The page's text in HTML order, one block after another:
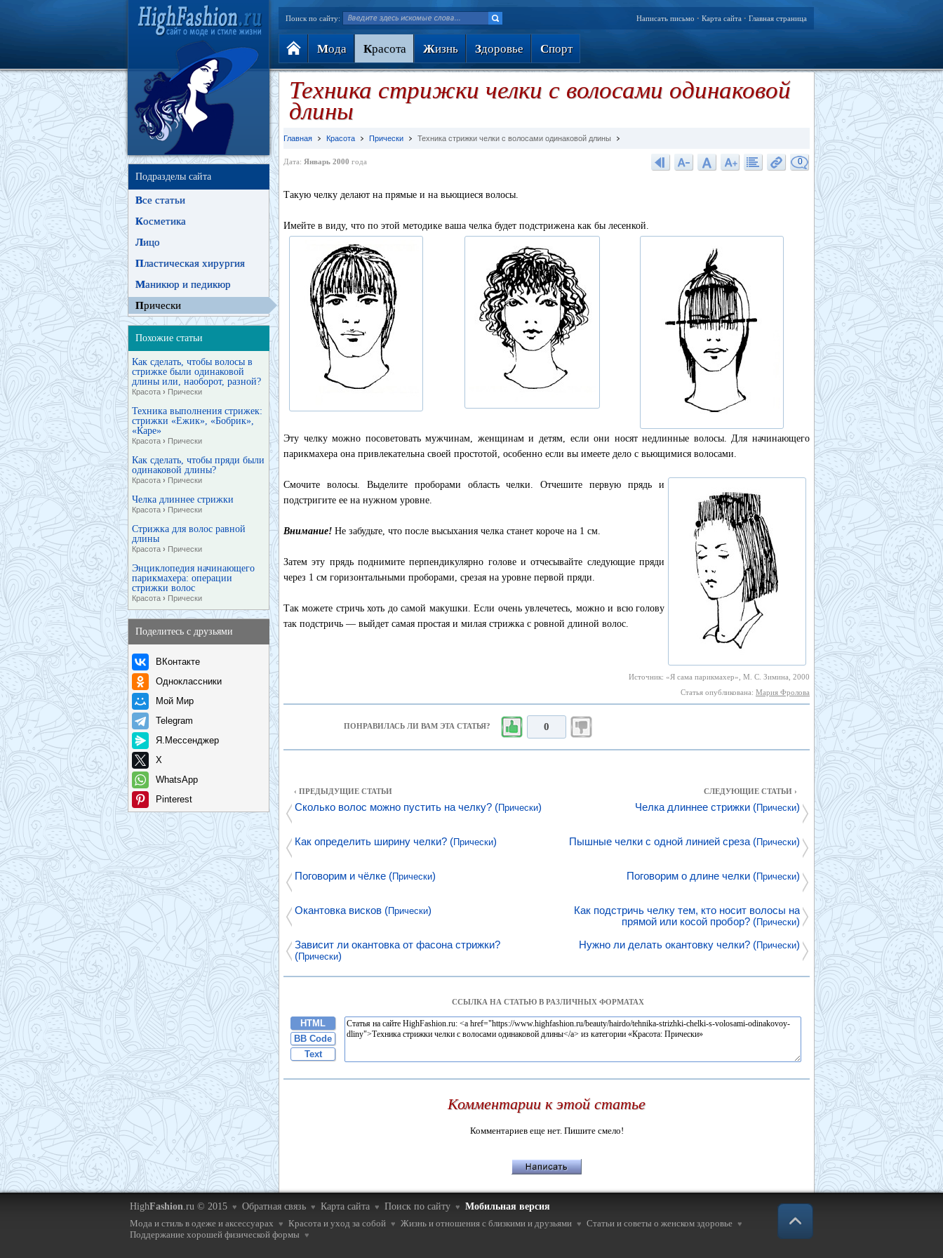
Поиск по сайту: Написать письмо • Карта сайта • Главная страница
Мода Красота Жизнь Здоровье Спорт
Подразделы сайта
Все статьи
Косметика
Лицо
Пластическая хирургия
Маникюр и педикюр
Прически
Похожие статьи
Как сделать, чтобы волосы в
стрижке были одинаковой
длины или, наоборот, разной?
Красота › Прически
Техника выполнения стрижек:
стрижки «Ежик», «Бобрик»,
«Каре»
Красота › Прически
Как сделать, чтобы пряди были
одинаковой длины?
Красота › Прически
Челка длиннее стрижки
Красота › Прически
Стрижка для волос равной
длины
Красота › Прически
Энциклопедия начинающего
парикмахера: операции
стрижки волос
Красота › Прически
Поделитесь с друзьями
ВКонтакте
Одноклассники
Мой Мир
Telegram
Я.Мессенджер
X
WhatsApp
Pinterest
Техника стрижки челки с волосами одинаковой
длины
Главная Красота Прически Техника стрижки челки с волосами одинаковой длины
Дата: Январь 2000 года 0
Такую челку делают на прямые и на вьющиеся волосы.
Имейте в виду, что по этой методике ваша челка будет подстрижена как бы лесенкой.
Эту челку можно посоветовать мужчинам, женщинам и детям, если они носят недлинные волосы. Для начинающего
парикмахера она привлекательна своей простотой, особенно если вы имеете дело с вьющимися волосами.
Смочите волосы. Выделите проборами область челки. Отчешите первую прядь и
подстригите ее на нужном уровне.
Внимание! Не забудьте, что после высыхания челка станет короче на 1 см.
Затем эту прядь поднимите перпендикулярно голове и отчесывайте следующие пряди
через 1 см горизонтальными проборами, срезая на уровне первой пряди.
Так можете стричь хоть до самой макушки. Если очень увлечетесь, можно и всю голову
так подстричь — выйдет самая простая и милая стрижка с ровной длиной волос.
Источник: «Я сама парикмахер», М. С. Зимина, 2000
Статья опубликована: Мария Фролова
ПОНРАВИЛАСЬ ЛИ ВАМ ЭТА СТАТЬЯ? 0
‹ ПРЕДЫДУЩИЕ СТАТЬИ
Сколько волос можно пустить на челку? ( Прически)
Как определить ширину челки? ( Прически)
Поговорим и чёлке ( Прически)
Окантовка висков ( Прически)
Зависит ли окантовка от фасона стрижки?
( Прически)
СЛЕДУЮЩИЕ СТАТЬИ ›
Челка длиннее стрижки ( Прически)
Пышные челки с одной линией среза ( Прически)
Поговорим о длине челки ( Прически)
Как подстричь челку тем, кто носит волосы на
прямой или косой пробор? ( Прически)
Нужно ли делать окантовку челки? ( Прически)
ССЫЛКА НА СТАТЬЮ В РАЗЛИЧНЫХ ФОРМАТАХ
HTML
BB Code
Text
Комментарии к этой статье
Комментариев еще нет. Пишите смело!
HighFashion.ru © 2015 ♥ Обратная связь ♥ Карта сайта ♥ Поиск по сайту ♥
Мобильная версия
Мода и стиль в одеже и аксессуарах
♥ Красота и уход за собой ♥ Жизнь и отношения с близкими и друзьями ♥ Статьи и советы о женском здоровье ♥
Поддержание хорошей физической формы ♥